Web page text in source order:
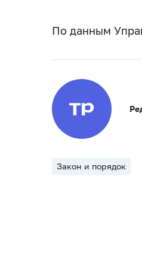
По данным
Закон и порядок